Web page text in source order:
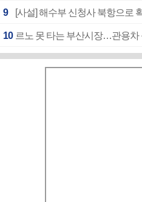
9 [사설] 해수부 신청사 북항으로
10 르노 못 타는 부산시장…관용차